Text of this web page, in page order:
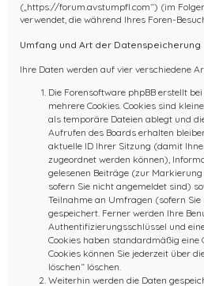
(„https://forum.avstumpfl.com“) (im
verwendet, die während Ihres Foren-
Umfang und Art der Datenspeicherung
Ihre Daten werden auf vier verschiedene
Die Forensoftware phpBB erstellt
mehrere Cookies. Cookies sind
als temporäre Dateien ablegt und
Aufrufen des Boards erhalten
aktuelle ID Ihrer Sitzung (damit
zugeordnet werden können),
gelesenen Beiträge (zur
sofern Sie nicht angemeldet sind)
Teilnahme an Umfragen (sofern
gespeichert. Ferner werden Ihre
Authentifizierungsschlüssel und
Cookies haben standardmäßig eine
Cookies können Sie jederzeit über
löschen“ löschen.
Weiterhin werden die Daten